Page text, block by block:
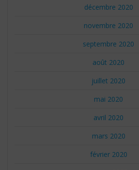
décembre 2020
novembre 2020
septembre 2020
août 2020
juillet 2020
mai 2020
avril 2020
mars 2020
février 2020